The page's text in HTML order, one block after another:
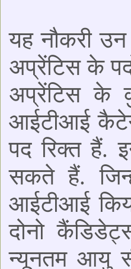
यह नौकरी उन
अप्रेंटिस के
अप्रेंटिस के
आईटीआई
पद रिक्त हैं.
सकते हैं.
आईटीआई
दोनो
न्यूनतम आयु